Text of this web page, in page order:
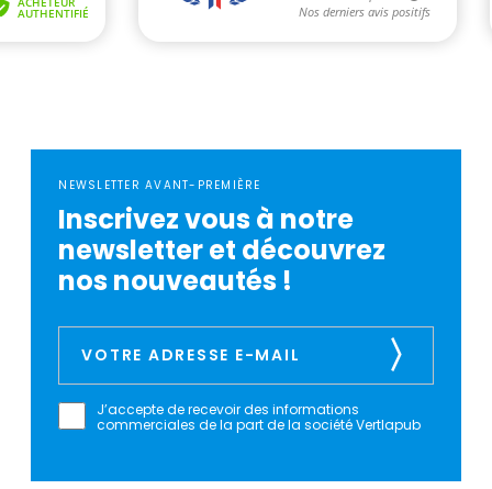
NEWSLETTER AVANT-PREMIÈRE
Inscrivez vous à notre
newsletter et découvrez
nos nouveautés !
J’accepte de recevoir des informations
commerciales de la part de la société Vertlapub